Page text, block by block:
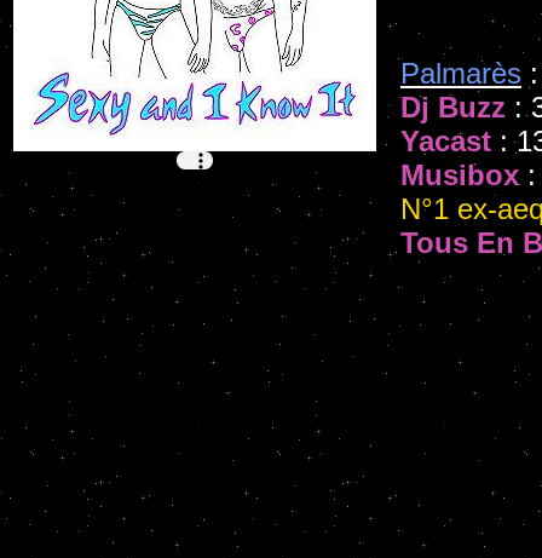
Palmarès :
Dj Buzz :
Yacast :
Musibox
N°1 ex-
Tous En